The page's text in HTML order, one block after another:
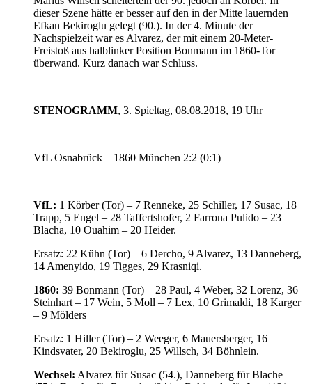
dieser Szene hätte er besser auf den in der Mitte lauernden
Efkan Bekiroglu gelegt (90.). In der 4. Minute der
Nachspielzeit war es Alvarez, der mit einem 20-Meter-
Freistoß aus halblinker Position Bonmann im 1860-Tor
überwand. Kurz danach war Schluss.
STENOGRAMM, 3. Spieltag, 08.08.2018, 19 Uhr
VfL Osnabrück – 1860 München 2:2 (0:1)
VfL: 1 Körber (Tor) – 7 Renneke, 25 Schiller, 17 Susac, 18
Trapp, 5 Engel – 28 Taffertshofer, 2 Farrona Pulido – 23
Blacha, 10 Ouahim – 20 Heider.
Ersatz: 22 Kühn (Tor) – 6 Dercho, 9 Alvarez, 13 Danneberg,
14 Amenyido, 19 Tigges, 29 Krasniqi.
1860: 39 Bonmann (Tor) – 28 Paul, 4 Weber, 32 Lorenz, 36
Steinhart – 17 Wein, 5 Moll – 7 Lex, 10 Grimaldi, 18 Karger
– 9 Mölders
Ersatz: 1 Hiller (Tor) – 2 Weeger, 6 Mauersberger, 16
Kindsvater, 20 Bekiroglu, 25 Willsch, 34 Böhnlein.
Wechsel: Alvarez für Susac (54.), Danneberg für Blache